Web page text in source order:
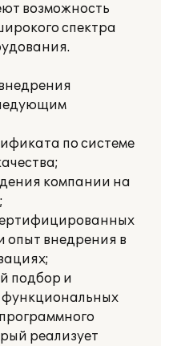
возможность
спектра
по системе
компании на
опыт внедрения в
подбор и
реализует